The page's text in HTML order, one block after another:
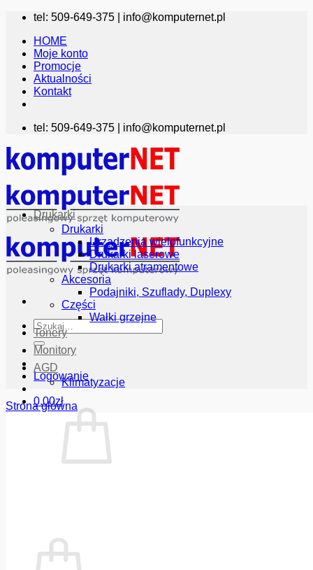
Przewiń
zawartości
tel: 509-649-375 | info@komputernet.pl
HOME
Moje konto
Promocje
Aktualności
Kontakt
tel: 509-649-375 | info@komputernet.pl
Szukaj:
Logowanie
0.00zł
Drukarki
Drukarki
Urządzenia wielofunkcyjne
Drukarki laserowe
Drukarki atramentowe
Akcesoria
Podajniki, Szuflady, Duplexy
Części
Wałki grzejne
Tonery
Monitory
AGD
Klimatyzacje
Strona główna